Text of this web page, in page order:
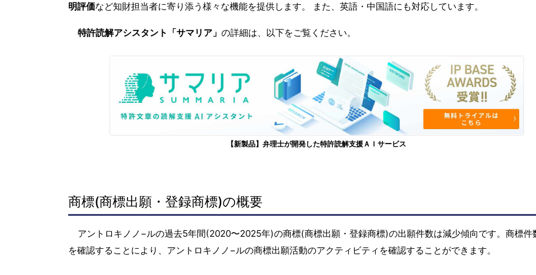
明評価など知財担当者に寄り添う様々な機能を提供します。 また、英語・中国語にも対応しています。
特許読解アシスタント「サマリア」 の詳細は、以下をご覧ください。
【新製品】弁理士が開発した特許読解支援ＡＩサービス
商標(商標出願・登録商標)の概要
アントロキノノ−ルの過去5年間(2020〜2025年)の商標(商標出願・登録商標)の出願件数は減少傾向です。商標件
を確認することにより、アントロキノノ−ルの商標出願活動のアクティビティを確認することができます。